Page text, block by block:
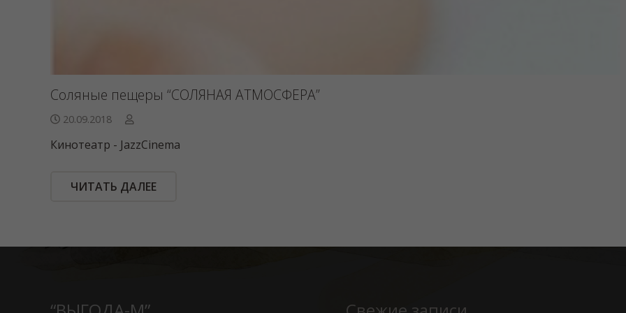
Соляные пещеры “СОЛЯНАЯ АТМОСФЕРА”
20.09.2018
Кинотеатр - JazzCinema
ЧИТАТЬ ДАЛЕЕ